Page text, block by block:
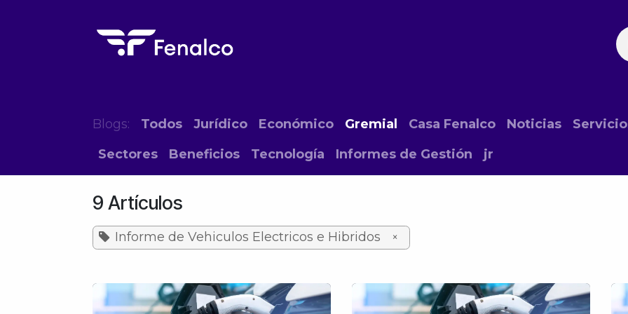
Blogs: Todos Jurídico Económico Gremial Casa Fenalco Noticias
Sectores
Beneficios Tecnología Informes de Gestión jr
9 Artículos
Informe de Vehiculos Electricos e Hibridos ×